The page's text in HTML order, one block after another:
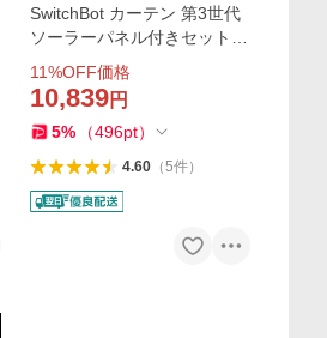
SwitchBot カーテン 第3世代
ソーラーパネル付きセット
半永久充電不要 自動開閉
スイッチボット Alexaに対応
取付簡単 U型/角型レールに
対応 Curtain U Rail 3
11%OFF価格
10,839円
5% （496pt）
4.60（5件）